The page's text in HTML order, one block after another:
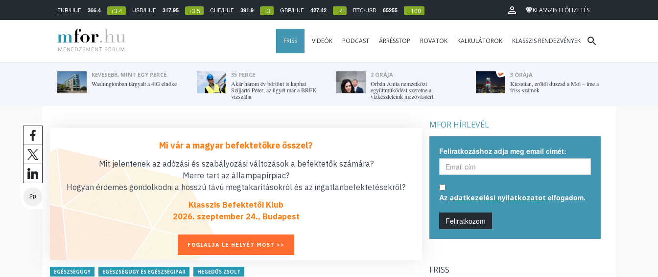
EUR/HUF 366.4 +3.4 USD/HUF 317.95 +3.5 CHF/HUF 391.9 +3 GBP/HUF 427.42 +4 BTC/USD 65255 +100 KLASSZIS ELŐFIZETÉS
FRISS VIDEÓK PODCAST ÁRRÉSSTOP ROVATOK KALKULÁTOROK KLASSZIS RENDEZVÉNYEK
KEVESEBB, MINT EGY PERCE
Washingtonban tárgyalt a 4iG elnöke
35 PERCE
Akár három év börtönt is kaphat
Szijjártó Péter, az ügyét már a BRFK
vizsgálja
2 ÓRÁJA
Orbán Anita nemzetközi
együttműködést szeretne a
vízkészleteink megóvásáért
3 ÓRÁJA
Kicsattan, erőtől duzzad a Mol – íme a
friss számok
2p
Mi vár a magyar befektetőkre ősszel?
Mit jelentenek az adózási és szabályozási változások a befektetők számára?
Merre tart az állampapírpiac?
Hogyan érdemes gondolkodni a hosszú távú megtakarításokról és az ingatlanbefektetésekről?
Klasszis Befektetői Klub
2026. szeptember 24., Budapest
FOGLALJA LE HELYÉT MOST >>
EGÉSZSÉGÜGY EGÉSZSÉGÜGY ÉS EGÉSZSÉGIPAR HEGEDŰS ZSOLT
MFOR HÍRLEVÉL
Feliratkozáshoz adja meg email címét:
Az adatkezelési nyilatkozatot elfogadom.
Feliratkozom
FRISS